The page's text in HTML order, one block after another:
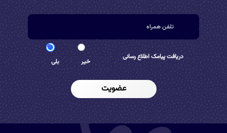
دریافت پیامک اطلاع رسانی
خیر بلی
عضویت